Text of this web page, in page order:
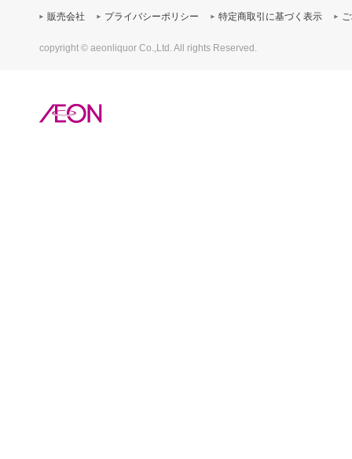
販売会社 プライバシーポリシー 特定商取引に基づく表示
copyright © aeonliquor Co.,Ltd. All rights Reserved.